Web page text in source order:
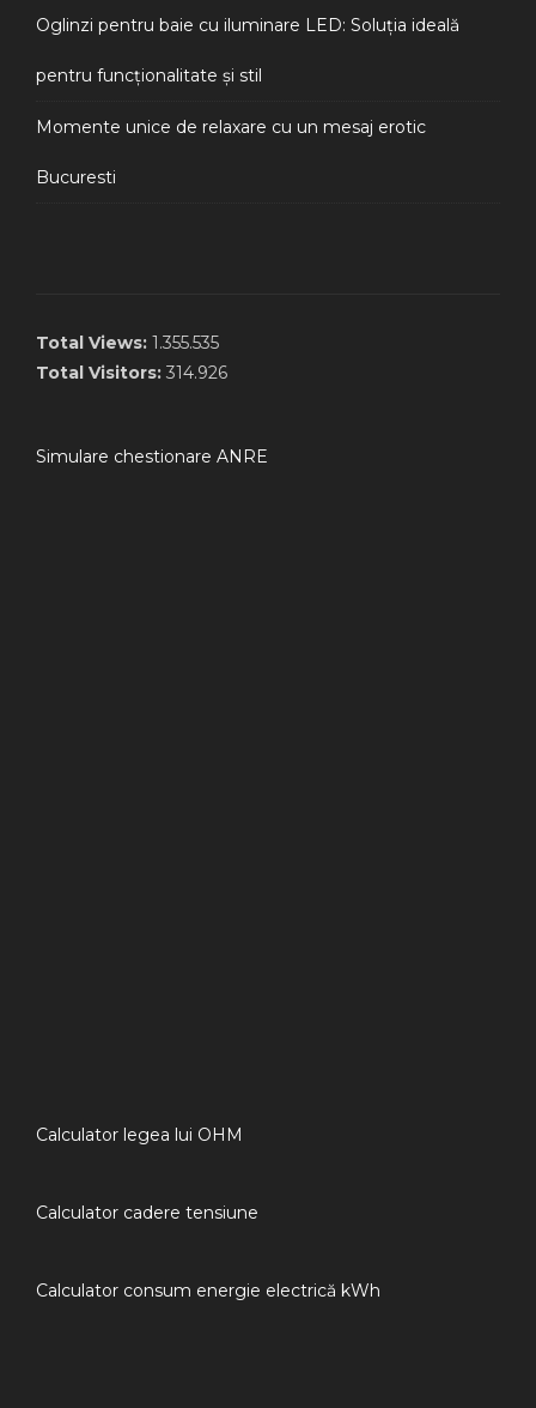
Oglinzi pentru baie cu iluminare LED: Soluția ideală
pentru funcționalitate și stil
Momente unice de relaxare cu un mesaj erotic
Bucuresti
Total Views: 1.355.535
Total Visitors: 314.926
Simulare chestionare ANRE
Calculator legea lui OHM
Calculator cadere tensiune
Calculator consum energie electrică kWh